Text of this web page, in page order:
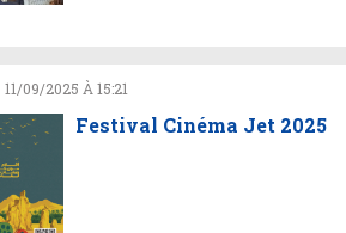
11/09/2025 À 15:21
Festival Cinéma Jet 2025